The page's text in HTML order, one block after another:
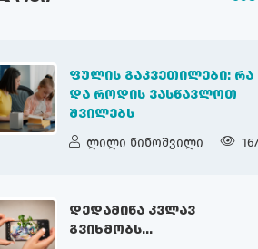
ᲤᲣᲚᲘᲡ ᲒᲐᲙᲕᲔᲗᲘᲚᲔᲑᲘ: ᲠᲐ
ᲓᲐ ᲠᲝᲓᲘᲡ ᲕᲐᲡᲬᲐᲕᲚᲝᲗ
ᲨᲕᲘᲚᲔᲑᲡ
ლილი ნინოშვილი
ᲓᲔᲓᲐᲛᲘᲬᲐ ᲙᲕᲚᲐᲕ
ᲒᲕᲘᲮᲛᲝᲑᲡ...